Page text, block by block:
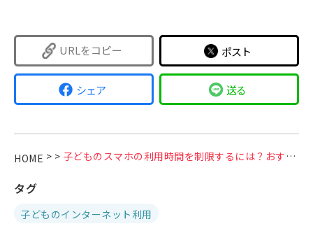
URLをコピー ポスト
シェア 送る
HOME > > 子どものスマホの利用時間を制限するには？おすすめツールも紹介
タグ
子どものインターネット利用